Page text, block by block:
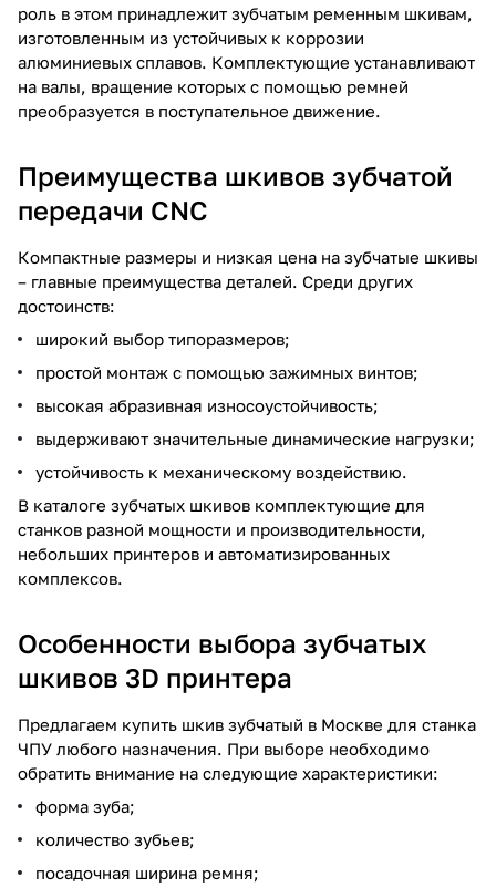
роль в этом принадлежит зубчатым ременным шкивам,
изготовленным из устойчивых к коррозии
алюминиевых сплавов. Комплектующие устанавливают
на валы, вращение которых с помощью ремней
преобразуется в поступательное движение.
Преимущества шкивов зубчатой
передачи CNC
Компактные размеры и низкая цена на зубчатые шкивы
– главные преимущества деталей. Среди других
достоинств:
широкий выбор типоразмеров;
простой монтаж с помощью зажимных винтов;
высокая абразивная износоустойчивость;
выдерживают значительные динамические нагрузки;
устойчивость к механическому воздействию.
В каталоге зубчатых шкивов комплектующие для
станков разной мощности и производительности,
небольших принтеров и автоматизированных
комплексов.
Особенности выбора зубчатых
шкивов 3D принтера
Предлагаем купить шкив зубчатый в Москве для станка
ЧПУ любого назначения. При выборе необходимо
обратить внимание на следующие характеристики:
форма зуба;
количество зубьев;
посадочная ширина ремня;